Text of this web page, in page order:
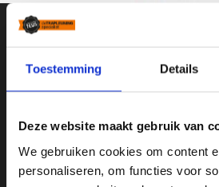
Toestemming Details
Deze website maakt gebruik van
We gebruiken cookies om content
personaliseren, om functies voor
0343-